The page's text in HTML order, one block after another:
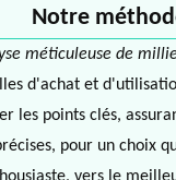
Notre
méticuleuse de
d'achat et
les points clés,
pour un choix